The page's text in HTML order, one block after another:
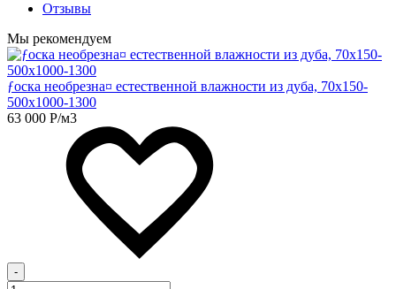
Отзывы
Мы рекомендуем
ƒоска необрезна¤ естественной влажности из дуба, 70х150-
500х1000-1300
63 000 Р/м3
-